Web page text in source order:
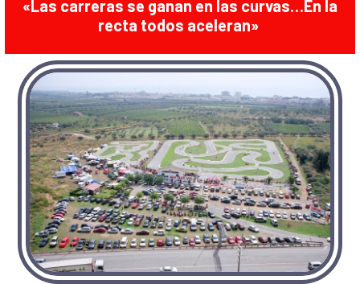
«Las carreras se ganan en las curvas…En la
recta todos aceleran»